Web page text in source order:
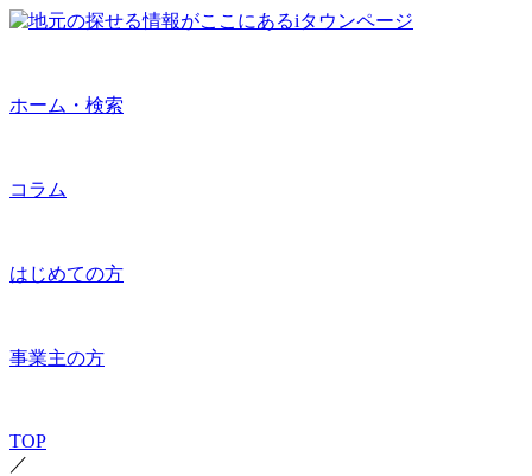
ホーム・検索
コラム
はじめての方
事業主の方
TOP
／